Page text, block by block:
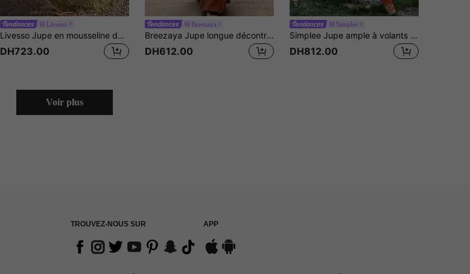
Livesso
Livesso Jupe en mousseline de soie verte unie pour le printemps et l'été, style bohème décontracté pour les vacances à la plage, jupe évasée élégante à taille cintrée pour femmes
DH723.00
Breezaya
Breezaya Jupe longue décontractée à taille haute élégante et vintage, texture, couleur marron polyvalente pour l'été
DH612.00
5
Simplee
Simplee Jupe ample à volants style occidental décontracté pour vacances, jupe rouge d'été pour femmes
DH812.00
Voir plus
TROUVEZ-NOUS SUR APP